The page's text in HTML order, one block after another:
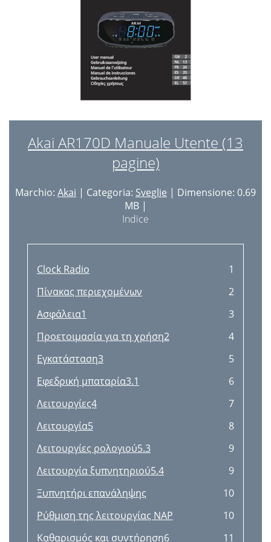
Akai AR170D Manuale Utente (13
pagine)
Marchio: Akai | Categoria: Sveglie | Dimensione: 0.69
MB |
Indice
Clock Radio
1
Πίνακας περιεχομένων
2
Ασφάλεια1
3
Προετοιμασία για τη χρήση2
4
Εγκατάσταση3
5
Εφεδρική μπαταρία3.1
6
Λειτουργίες4
7
Λειτουργία5
8
Λειτουργίες ρολογιού5.3
9
Λειτουργία ξυπνητηριού5.4
9
Ξυπνητήρι επανάληψης
10
Ρύθμιση της λειτουργίας NAP
10
Καθαρισμός και συντήρηση6
11